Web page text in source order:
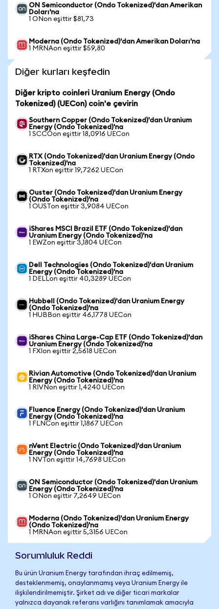
ON Semiconductor (Ondo Tokenized)'dan Amerikan
Doları'na
1 ONon eşittir $81,73
Moderna (Ondo Tokenized)'dan Amerikan Doları'na
1 MRNAon eşittir $59,80
Diğer kurları keşfedin
Diğer kripto coinleri Uranium Energy (Ondo
Tokenized) (UECon) coin'e çevirin
Southern Copper (Ondo Tokenized)'dan Uranium
Energy (Ondo Tokenized)'na
1 SCCOon eşittir 18,0916 UECon
RTX (Ondo Tokenized)'dan Uranium Energy (Ondo
Tokenized)'na
1 RTXon eşittir 19,7262 UECon
Ouster (Ondo Tokenized)'dan Uranium Energy
(Ondo Tokenized)'na
1 OUSTon eşittir 3,9084 UECon
iShares MSCI Brazil ETF (Ondo Tokenized)'dan
Uranium Energy (Ondo Tokenized)'na
1 EWZon eşittir 3,1804 UECon
Dell Technologies (Ondo Tokenized)'dan Uranium
Energy (Ondo Tokenized)'na
1 DELLon eşittir 40,3289 UECon
Hubbell (Ondo Tokenized)'dan Uranium Energy
(Ondo Tokenized)'na
1 HUBBon eşittir 46,1778 UECon
iShares China Large-Cap ETF (Ondo Tokenized)'dan
Uranium Energy (Ondo Tokenized)'na
1 FXIon eşittir 2,5618 UECon
Rivian Automotive (Ondo Tokenized)'dan Uranium
Energy (Ondo Tokenized)'na
1 RIVNon eşittir 1,4240 UECon
Fluence Energy (Ondo Tokenized)'dan Uranium
Energy (Ondo Tokenized)'na
1 FLNCon eşittir 1,1867 UECon
nVent Electric (Ondo Tokenized)'dan Uranium
Energy (Ondo Tokenized)'na
1 NVTon eşittir 14,7698 UECon
ON Semiconductor (Ondo Tokenized)'dan Uranium
Energy (Ondo Tokenized)'na
1 ONon eşittir 7,2649 UECon
Moderna (Ondo Tokenized)'dan Uranium Energy
(Ondo Tokenized)'na
1 MRNAon eşittir 5,3156 UECon
Sorumluluk Reddi
Bu ürün Uranium Energy tarafından ihraç edilmemiş,
desteklenmemiş, onaylanmamış veya Uranium Energy ile
ilişkilendirilmemiştir. Şirket adı ve diğer ticari markalar
yalnızca dayanak referans varlığını tanımlamak amacıyla